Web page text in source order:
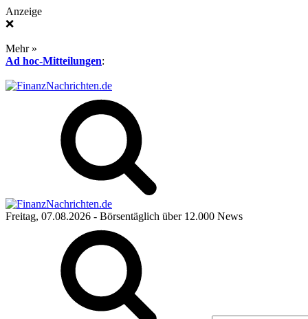
Anzeige
❌
Mehr »
Ad hoc-Mitteilungen:
Freitag, 07.08.2026 - Börsentäglich über 12.000 News